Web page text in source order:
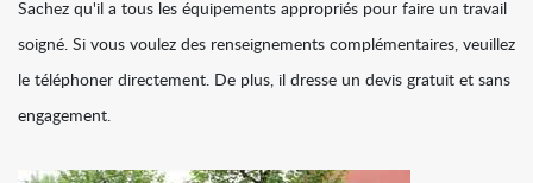
Sachez qu'il a tous les équipements appropriés pour faire un travail
soigné. Si vous voulez des renseignements complémentaires, veuillez
le téléphoner directement. De plus, il dresse un devis gratuit et sans
engagement.